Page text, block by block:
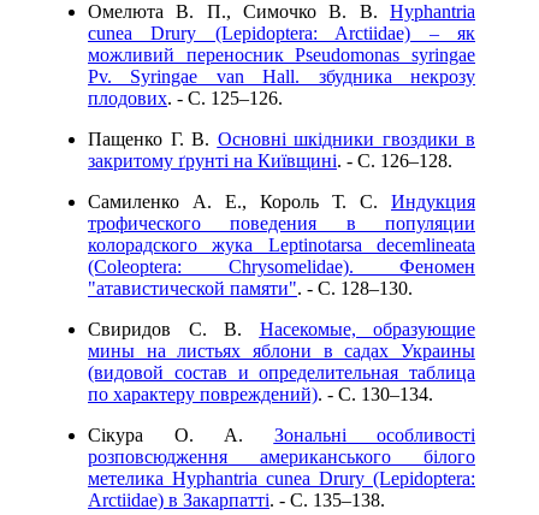
Омелюта В. П., Симочко В. В. Hyphantria
cunea Drury (Lepidoptera: Arctiidae) – як
можливий переносник Pseudomonas syringae
Pv. Syringae van Hall. збудника некрозу
плодових. - C. 125–126.
Пащенко Г. В. Основні шкідники гвоздики в
закритому ґрунті на Київщині. - C. 126–128.
Самиленко А. Е., Король Т. С. Индукция
трофического поведения в популяции
колорадского жука Leptinotarsa decemlineata
(Coleoptera: Chrysomelidae). Феномен
"атавистической памяти". - C. 128–130.
Свиридов С. В. Насекомые, образующие
мины на листьях яблони в садах Украины
(видовой состав и определительная таблица
по характеру повреждений). - C. 130–134.
Сікура О. А. Зональні особливості
розповсюдження американського білого
метелика Hyphantria cunea Drury (Lepidoptera:
Arctiidae) в Закарпатті. - C. 135–138.